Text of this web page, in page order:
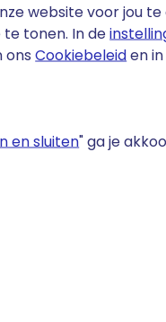
website voor jou
tonen. In de
onsCookiebeleiden
en sluiten" ga je
Fun
dan 100
die ondanks